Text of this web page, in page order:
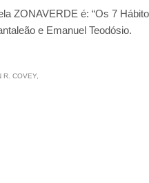
ZONAVERDE é: “Os 7
e Emanuel Teodósio.
R. COVEY